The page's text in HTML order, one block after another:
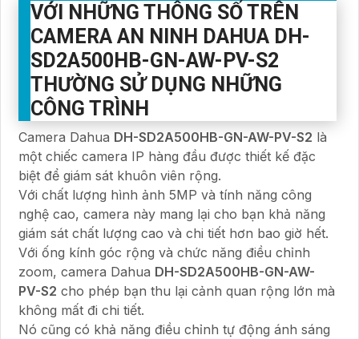
VỚI NHỮNG THÔNG SỐ TRÊN
CAMERA AN NINH DAHUA DH-
SD2A500HB-GN-AW-PV-S2
THƯỜNG SỬ DỤNG NHỮNG
CÔNG TRÌNH
Camera Dahua DH-SD2A500HB-GN-AW-PV-S2 là
một chiếc camera IP hàng đầu được thiết kế đặc
biệt để giám sát khuôn viên rộng.
Với chất lượng hình ảnh 5MP và tính năng công
nghệ cao, camera này mang lại cho bạn khả năng
giám sát chất lượng cao và chi tiết hơn bao giờ hết.
Với ống kính góc rộng và chức năng điều chỉnh
zoom, camera Dahua DH-SD2A500HB-GN-AW-
PV-S2 cho phép bạn thu lại cảnh quan rộng lớn mà
không mất đi chi tiết.
Nó cũng có khả năng điều chỉnh tự động ánh sáng